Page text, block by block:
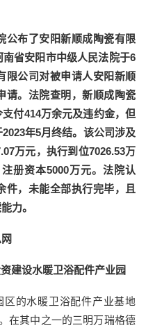
公布了安阳新顺成陶瓷有限
省安阳市中级人民法院于6
限公司对被申请人安阳新顺
请。法院查明，新顺成陶瓷
付414万余元及违约金，但
年5月终结。该公司涉及
万元，执行到位7026.53万
册资本5000万元。法院认
件，未能全部执行完毕，且
力。
建设水暖卫浴配件产业园
的水暖卫浴配件产业基地
在其中之一的三明万瑞格德